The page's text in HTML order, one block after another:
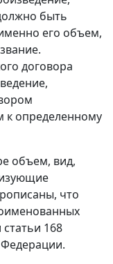
быть
его объем,
договора
к определенному
объем, вид,
что
статьи 168
Федерации.